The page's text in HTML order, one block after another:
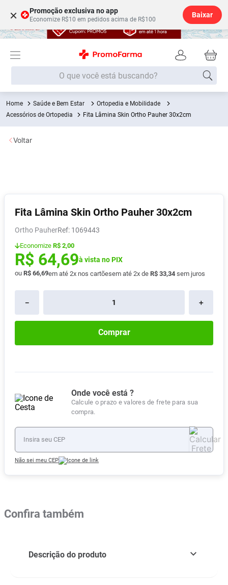
× Promoção exclusiva no app
Economize R$10 em pedidos acima de R$100
Baixar
O que você está buscando?
Saúde e Bem Estar
Ortopedia e Mobilidade
Acessórios de Ortopedia
Fita Lâmina Skin Ortho Pauher 30x2cm
Fita Lâmina Skin Ortho Pauher 30x2cm
Ortho Pauher : 1069443
Economize R$ 2,00
R$ 64,69à vista no PIX
ou R$ 66,69em até 2x nos cartõesem até 2x de R$ 33,34 sem juros
＋
－
Comprar
Onde você está ?
Calcule o prazo e valores de frete para sua
compra.
Não sei meu CEP
Voltar
Confira também
Descrição do produto
Termos mais buscados
1º Fralda
2
5º Fralda G
º Shampoo
Absorvente
9 Vitamina D
10º Lavitan